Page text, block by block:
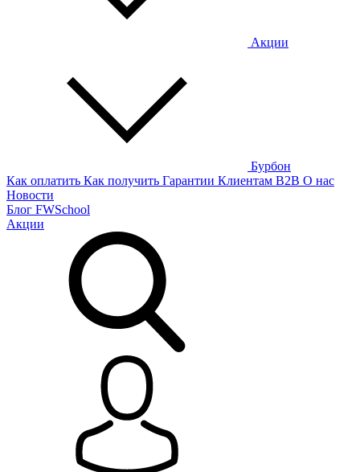
Акции
Бурбон
Как оплатить Как получить Гарантии Клиентам B2B О нас
Новости
Блог FWSchool
Акции